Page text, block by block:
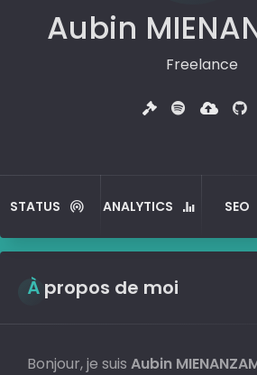
Aubin
Freelance
STATUS ANALYTICS SEO
À propos de moi
Bonjour, je suis Aubin